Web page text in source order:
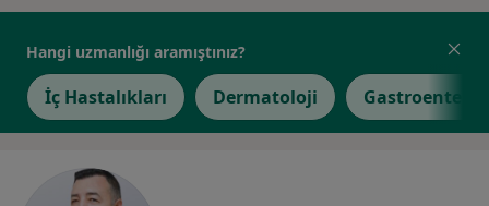
Hangi uzmanlığı aramıştınız?
İç Hastalıkları Dermatoloji